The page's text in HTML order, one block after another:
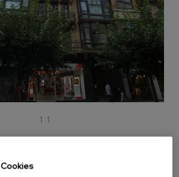
MANTENIMIENTO
DE CUBIERTAS
MANTENIMIENTO
DE ARQUETAS Y
TUBERÍAS
1 1